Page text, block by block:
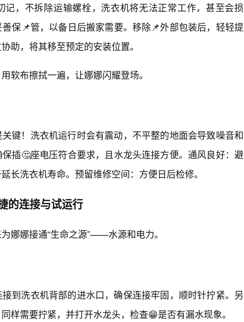
记，不拆除运输螺栓，洗衣机将无法正常工作，甚至会损
保📌管，以备日后搬家需要。移除📌外部包装后，轻轻提
助，将其移至预定的安装位置。
软布擦拭一遍，让娜娜闪耀登场。
键！洗衣机运行时会有震动，不平整的地面会导致噪音和
插🤔座电压符合要求，且水龙头连接方便。通风良好：避
长洗衣机寿命。预留维修空间：方便日后检修。
的连接与试运行
娜娜接通“生命之源”——水源和电力。
到洗衣机背部的进水口，确保连接牢固，顺时针拧紧。另
样需要拧紧，并打开水龙头，检查😁是否有漏水现象。